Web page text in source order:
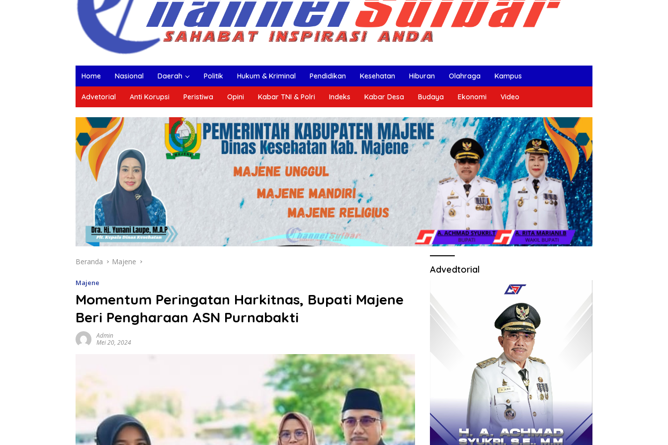
Home Nasional Daerah Politik Hukum & Kriminal Pendidikan Kesehatan Hiburan Olahraga Kampus
Advetorial Anti Korupsi Peristiwa Opini Kabar TNI & Polri Indeks Kabar Desa Budaya Ekonomi Video
Beranda Majene
Majene
Momentum Peringatan Harkitnas, Bupati Majene
Beri Pengharaan ASN Purnabakti
Admin
Mei 20, 2024
Advedtorial